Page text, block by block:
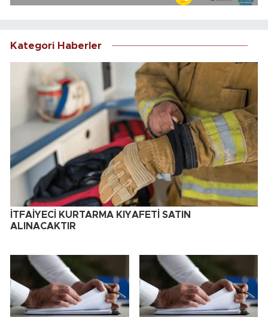
Kategori Haberler
İTFAİYECİ KURTARMA KIYAFETİ SATIN
ALINACAKTIR